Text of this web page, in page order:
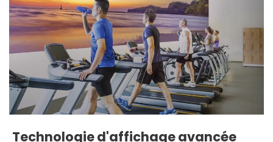
Technologie d'affichage avancée